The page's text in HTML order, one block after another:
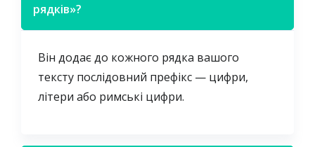
рядків»?
Він додає до кожного рядка вашого
тексту послідовний префікс — цифри,
літери або римські цифри.